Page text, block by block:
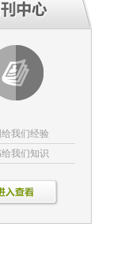
我们经验
我们知识